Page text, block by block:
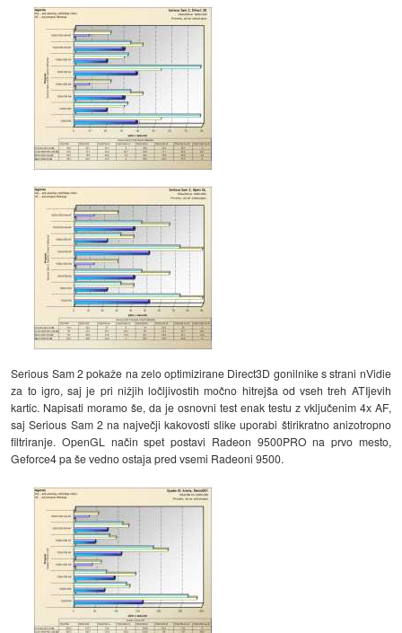
Serious Sam 2 pokaže na zelo optimizirane Direct3D gonilnike s strani nVidie
za to igro, saj je pri nižjih ločljivostih močno hitrejša od vseh treh ATIjevih
kartic. Napisati moramo še, da je osnovni test enak testu z vključenim 4x AF,
saj Serious Sam 2 na največji kakovosti slike uporabi štirikratno anizotropno
filtriranje. OpenGL način spet postavi Radeon 9500PRO na prvo mesto,
Geforce4 pa še vedno ostaja pred vsemi Radeoni 9500.